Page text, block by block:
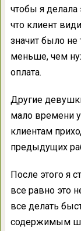
чтобы я делала
что клиент
значит было не
меньше, чем
оплата.
Другие
мало времени
клиентам
предыдущих
После этого я
все равно это
все делать
содержимым